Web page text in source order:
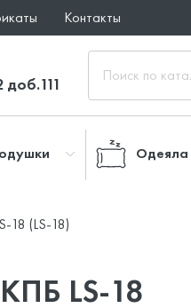
Контакты
Одеяла
18 (LS-18)
КПБ LS-18